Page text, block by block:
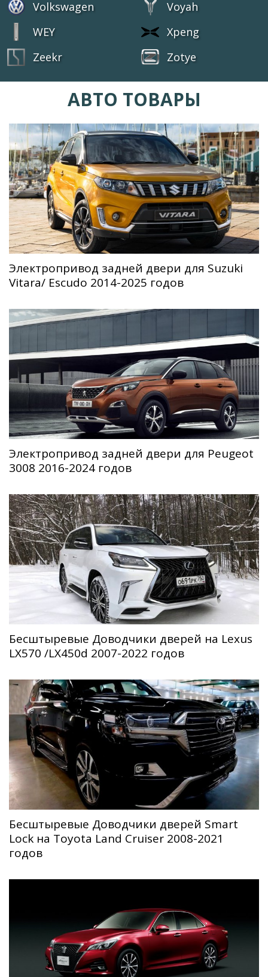
Volkswagen
Voyah
WEY
Xpeng
Zeekr
Zotye
АВТО ТОВАРЫ
Электропривод задней двери для Suzuki
Vitara/ Escudo 2014-2025 годов
Электропривод задней двери для Peugeot
3008 2016-2024 годов
Беcштыревые Доводчики дверей на Lexus
LX570 /LX450d 2007-2022 годов
Беcштыревые Доводчики дверей Smart
Lock на Toyota Land Cruiser 2008-2021
годов